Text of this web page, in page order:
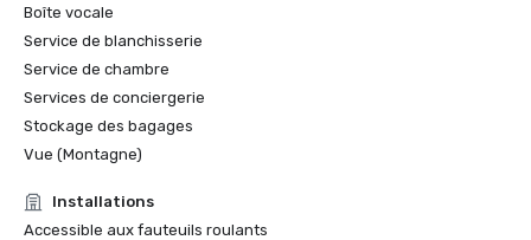
Boîte vocale
Service de blanchisserie
Service de chambre
Services de conciergerie
Stockage des bagages
Vue (Montagne)
Installations
Accessible aux fauteuils roulants